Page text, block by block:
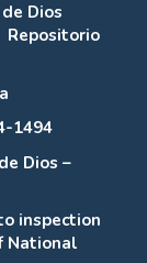
Dios
Repositorio
1494
Dios –
inspection
National